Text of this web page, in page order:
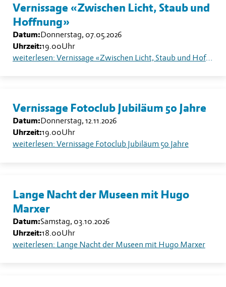
Vernissage «Zwischen Licht, Staub und
Hoffnung»
Datum:Donnerstag, 07.05.2026
Uhrzeit:19.00Uhr
weiterlesen: Vernissage «Zwischen Licht, Staub und Hoffnung»
Vernissage Fotoclub Jubiläum 50 Jahre
Datum:Donnerstag, 12.11.2026
Uhrzeit:19.00Uhr
weiterlesen: Vernissage Fotoclub Jubiläum 50 Jahre
Lange Nacht der Museen mit Hugo
Marxer
Datum:Samstag, 03.10.2026
Uhrzeit:18.00Uhr
weiterlesen: Lange Nacht der Museen mit Hugo Marxer